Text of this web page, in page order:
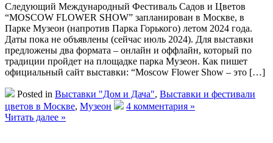
Следующий Международный Фестиваль Садов и Цветов
“MOSCOW FLOWER SHOW” запланирован в Москве, в
Парке Музеон (напротив Парка Горького) летом 2024 года.
Даты пока не объявлены (сейчас июль 2024). Для выставки
предложены два формата – онлайн и оффлайн, который по
традиции пройдет на площадке парка Музеон. Как пишет
официальный сайт выставки: “Moscow Flower Show – это […]
Posted in Выставки "Дом и Дача", Выставки и фестивали
цветов в Москве, Музеон
4 комментария »
Читать далее »